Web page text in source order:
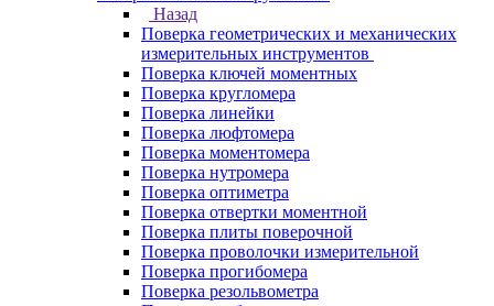
Назад
Поверка геометрических и механических
измерительных инструментов
Поверка ключей моментных
Поверка кругломера
Поверка линейки
Поверка люфтомера
Поверка моментомера
Поверка нутромера
Поверка оптиметра
Поверка отвертки моментной
Поверка плиты поверочной
Поверка проволочки измерительной
Поверка прогибомера
Поверка резольвометра